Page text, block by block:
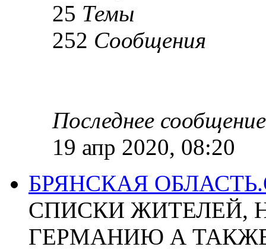
25 Темы
252 Сообщения
Последнее сообщение
19 апр 2020, 08:20
БРЯНСКАЯ
СПИСКИ ЖИТЕЛЕЙ,
ГЕРМАНИЮ А